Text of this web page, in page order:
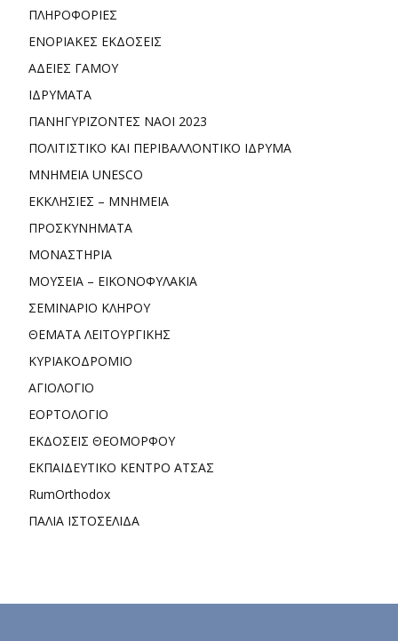
ΠΛΗΡΟΦΟΡΙΕΣ
ΕΝΟΡΙΑΚΕΣ ΕΚΔΟΣΕΙΣ
ΑΔΕΙΕΣ ΓΑΜΟΥ
ΙΔΡΥΜΑΤΑ
ΠΑΝΗΓΥΡΙΖΟΝΤΕΣ ΝΑΟΙ 2023
ΠΟΛΙΤΙΣΤΙΚΟ ΚΑΙ ΠΕΡΙΒΑΛΛΟΝΤΙΚΟ ΙΔΡΥΜΑ
ΜΝΗΜΕΙΑ UNESCO
ΕΚΚΛΗΣΙΕΣ – ΜΝΗΜΕΙΑ
ΠΡΟΣΚΥΝΗΜΑΤΑ
ΜΟΝΑΣΤΗΡΙΑ
ΜΟΥΣΕΙΑ – ΕΙΚΟΝΟΦΥΛΑΚΙΑ
ΣΕΜΙΝΑΡΙΟ ΚΛΗΡΟΥ
ΘΕΜΑΤΑ ΛΕΙΤΟΥΡΓΙΚΗΣ
ΚΥΡΙΑΚΟΔΡΟΜΙΟ
ΑΓΙΟΛΟΓΙΟ
ΕΟΡΤΟΛΟΓΙΟ
ΕΚΔΟΣΕΙΣ ΘΕΟΜΟΡΦΟΥ
ΕΚΠΑΙΔΕΥΤΙΚΟ ΚΕΝΤΡΟ ΑΤΣΑΣ
RumOrthodox
ΠΑΛΙΑ ΙΣΤΟΣΕΛΙΔΑ